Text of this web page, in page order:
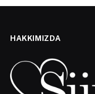
HAKKIMIZDA